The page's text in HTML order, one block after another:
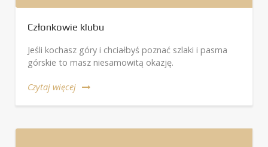
Członkowie klubu
Jeśli kochasz góry i chciałbyś poznać szlaki i pasma
górskie to masz niesamowitą okazję.
Czytaj więcej